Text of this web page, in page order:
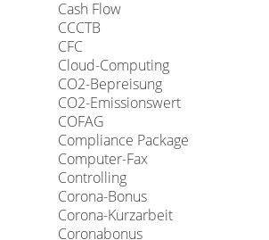
Cash Flow
CCCTB
CFC
Cloud-Computing
CO2-Bepreisung
CO2-Emissionswert
COFAG
Compliance Package
Computer-Fax
Controlling
Corona-Bonus
Corona-Kurzarbeit
Coronabonus